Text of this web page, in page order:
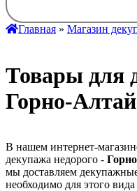
Главная » Магазин
Товары для
Горно-
В нашем интернет-
декупажа недорого -
мы доставляем
необходимо для этого вида